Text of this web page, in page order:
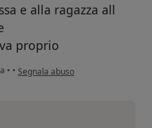
e alla ragazza all
proprio
• • secondo l'opinione dell'utente
Segnala abuso